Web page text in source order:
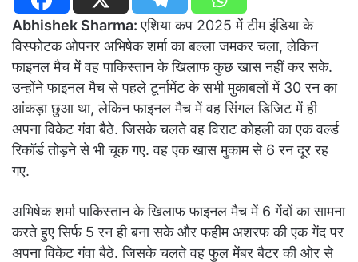
Abhishek Sharma:एशिया कप 2025 में टीम इंडिया के
विस्फोटक ओपनर अभिषेक शर्मा का बल्ला जमकर चला, लेकिन
फाइनल मैच में वह पाकिस्तान के खिलाफ कुछ खास नहीं कर सके.
उन्होंने फाइनल मैच से पहले टूर्नामेंट के सभी मुकाबलों में 30 रन का
आंकड़ा छुआ था, लेकिन फाइनल मैच में वह सिंगल डिजिट में ही
अपना विकेट गंवा बैठे. जिसके चलते वह विराट कोहली का एक वर्ल्ड
रिकॉर्ड तोड़ने से भी चूक गए. वह एक खास मुकाम से 6 रन दूर रह
गए.
अभिषेक शर्मा पाकिस्तान के खिलाफ फाइनल मैच में 6 गेंदों का सामना
करते हुए सिर्फ 5 रन ही बना सके और फहीम अशरफ की एक गेंद पर
अपना विकेट गंवा बैठे. जिसके चलते वह फुल मेंबर बैटर की ओर से